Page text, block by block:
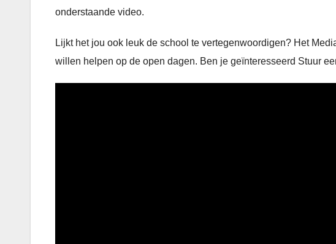
onderstaande video.
Lijkt het jou ook leuk de school te vertegenwoordigen? Het
willen helpen op de open dagen. Ben je geïnteresseerd Stuur